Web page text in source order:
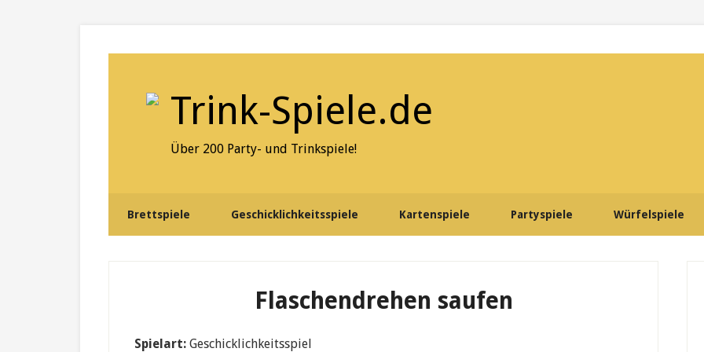
Trink-Spiele.de
Über 200 Party- und Trinkspiele!
Brettspiele Geschicklichkeitsspiele Kartenspiele Partyspiele Würfelspiele
Flaschendrehen saufen
Spielart: Geschicklichkeitsspiel